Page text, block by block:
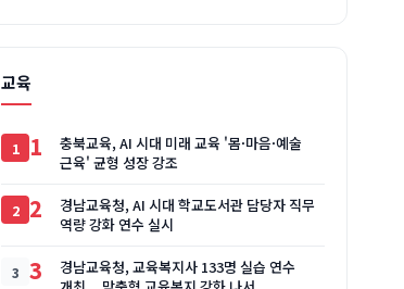
교육
1
충북교육, AI 시대 미래 교육 '몸·마음·예술
근육' 균형 성장 강조
2
경남교육청, AI 시대 학교도서관 담당자 직무
역량 강화 연수 실시
3
경남교육청, 교육복지사 133명 실습 연수